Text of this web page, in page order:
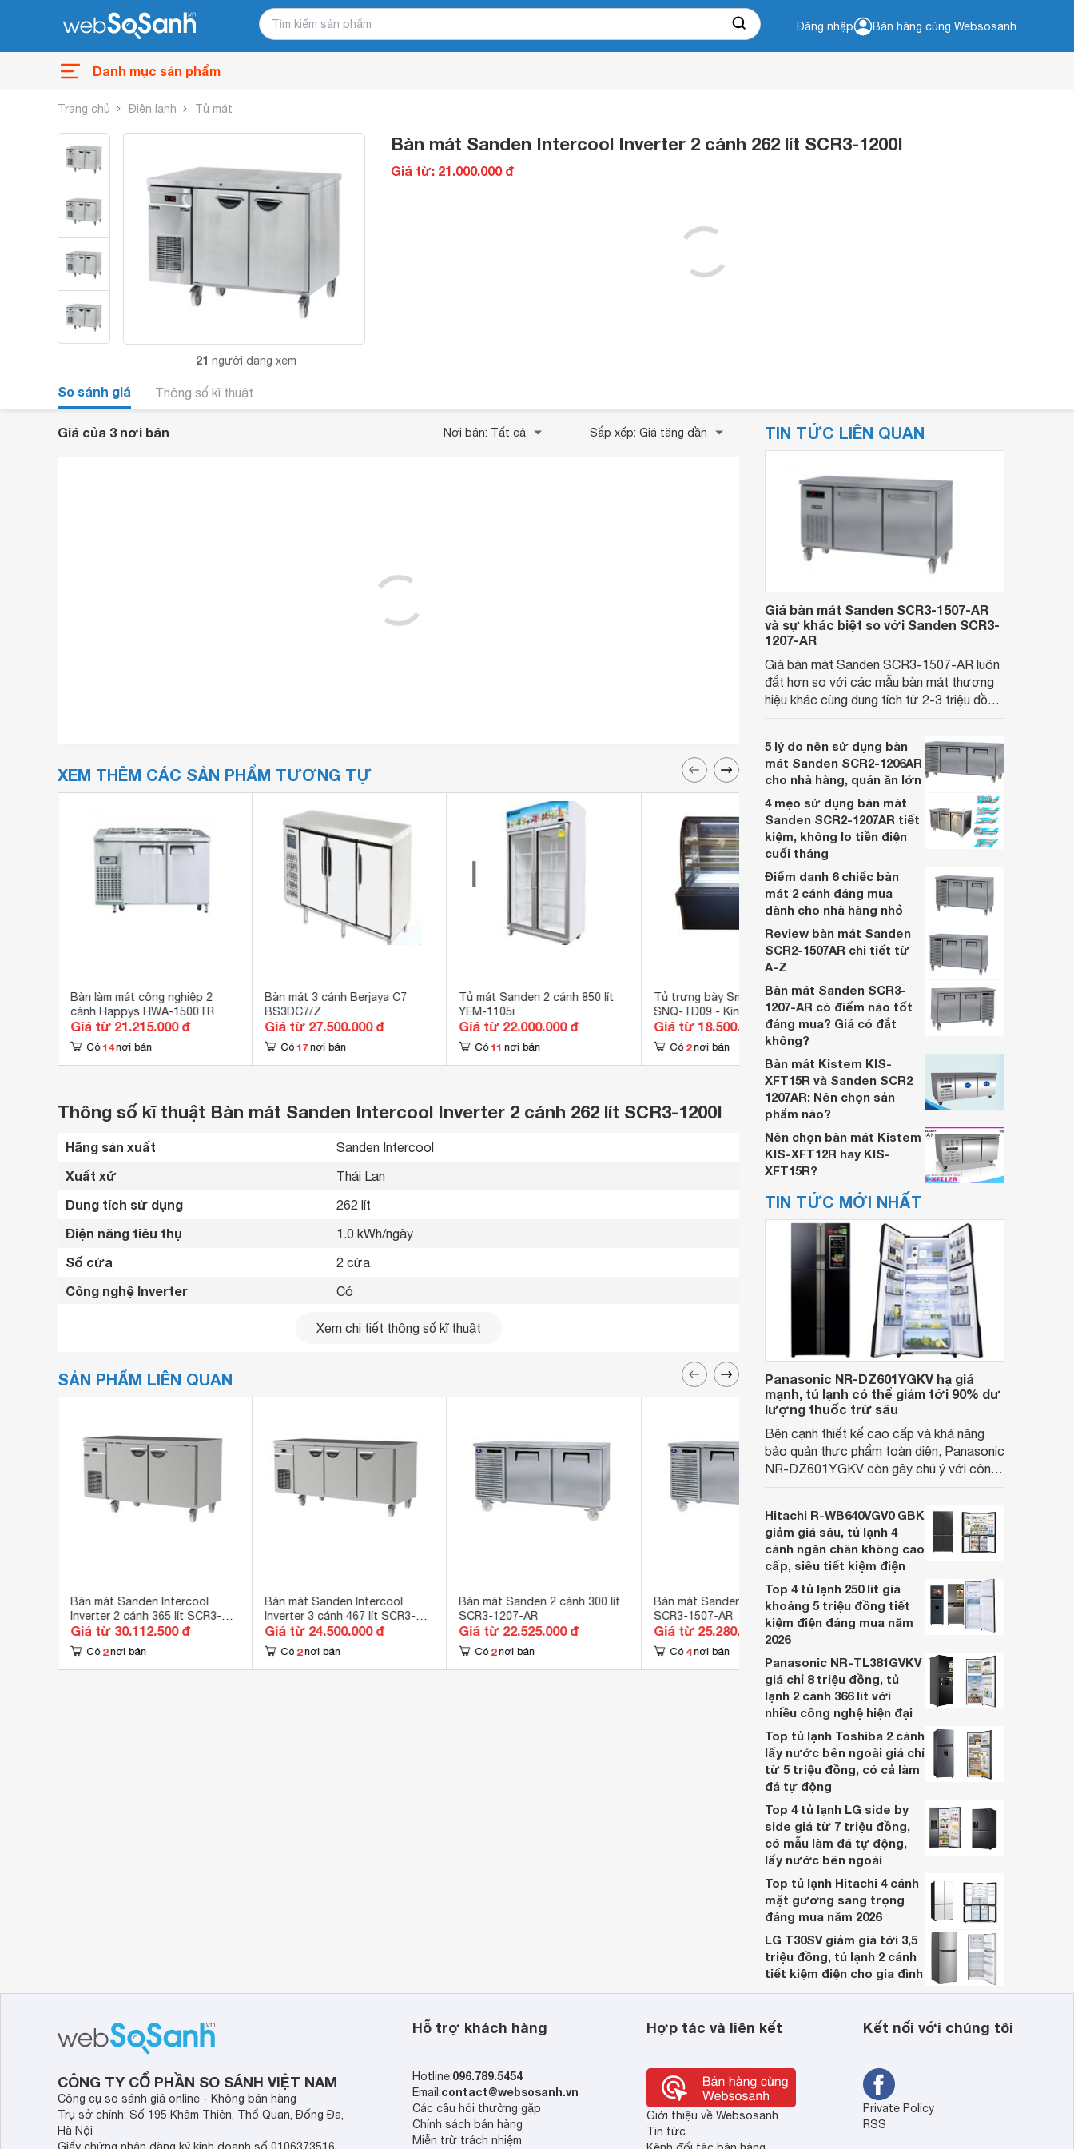
Đăng nhập Bán hàng cùng Websosanh
Danh mục sản phẩm
Trang chủ Điện lạnh Tủ mát
21 người đang xem
Bàn mát Sanden Intercool Inverter 2 cánh 262 lít SCR3-1200I
Giá từ: 21.000.000 đ
So sánh giá Thông số kĩ thuật
Giá của 3 nơi bán Nơi bán: Tất cả Sắp xếp: Giá tăng dần
XEM THÊM CÁC SẢN PHẨM TƯƠNG TỰ
Bàn làm mát công nghiệp 2
cánh Happys HWA-1500TR
Giá từ 21.215.000 đ
Có 14 nơi bán
Bàn mát 3 cánh Berjaya C7
BS3DC7/Z
Giá từ 27.500.000 đ
Có 17 nơi bán
Tủ mát Sanden 2 cánh 850 lít
YEM-1105i
Giá từ 22.000.000 đ
Có 11 nơi bán
Tủ trưng bày SnowQueen
SNQ-TD09 - Kính cong
Giá từ 18.500.000 đ
Có 2 nơi bán
Tủ mát Alaska 2 cánh 700 lít T-
15C
Giá từ 22.874.500 đ
Thông số kĩ thuật Bàn mát Sanden Intercool Inverter 2 cánh 262 lít SCR3-1200I
Hãng sản xuất Sanden Intercool
Xuất xứ Thái Lan
Dung tích sử dụng 262 lít
Điện năng tiêu thụ 1.0 kWh/ngày
Số cửa 2 cửa
Công nghệ Inverter Có
0 ~ 8 ºC
Chất liệu cửa tủ
Chất liệu thân tủ
R-290
Kích thước 1200 x 750 x 850 mm
Xem chi tiết thông số kĩ thuật
SẢN PHẨM LIÊN QUAN
Bàn mát Sanden Intercool
Inverter 2 cánh 365 lít SCR3-
1500i
Giá từ 30.112.500 đ
Có 2 nơi bán
Bàn mát Sanden Intercool
Inverter 3 cánh 467 lít SCR3-
1800i
Giá từ 24.500.000 đ
Có 2 nơi bán
Bàn mát Sanden 2 cánh 300 lít
SCR3-1207-AR
Giá từ 22.525.000 đ
Có 2 nơi bán
Bàn mát Sanden 2 cánh 425 lít
SCR3-1507-AR
Giá từ 25.280.000 đ
Có 4 nơi bán
Tủ mát Sanden Inverter 4 cánh
927 lít SRR3-1200i
Giá từ 43.050.000 đ
TIN TỨC LIÊN QUAN
Giá bàn mát Sanden SCR3-1507-AR
và sự khác biệt so với Sanden SCR3-
1207-AR
Giá bàn mát Sanden SCR3-1507-AR luôn
đắt hơn so với các mẫu bàn mát thương
hiệu khác cùng dung tích từ 2-3 triệu đồng
Sanden SCR3-1207-AR, model SCR3-
1507-AR có gì khác biệt và nên chọn
model nào thì hơn? Cùng tìm hiểu nào:
5 lý do nên sử dụng bàn
mát Sanden SCR2-1206AR
cho nhà hàng, quán ăn lớn
4 mẹo sử dụng bàn mát
Sanden SCR2-1207AR tiết
kiệm, không lo tiền điện
cuối tháng
Điểm danh 6 chiếc bàn
mát 2 cánh đáng mua
dành cho nhà hàng nhỏ
Review bàn mát Sanden
SCR2-1507AR chi tiết từ
A-Z
Bàn mát Sanden SCR3-
1207-AR có điểm nào tốt
đáng mua? Giá có đắt
không?
Bàn mát Kistem KIS-
XFT15R và Sanden SCR2
1207AR: Nên chọn sản
phẩm nào?
Nên chọn bàn mát Kistem
KIS-XFT12R hay KIS-
XFT15R?
TIN TỨC MỚI NHẤT
Panasonic NR-DZ601YGKV hạ giá
mạnh, tủ lạnh có thể giảm tới 90% dư
lượng thuốc trừ sâu
Bên cạnh thiết kế cao cấp và khả năng
bảo quản thực phẩm toàn diện, Panasonic
NR-DZ601YGKV còn gây chú ý với công
lượng thuốc trừ sâu còn tồn đọng trên
thực phẩm.
Hitachi R-WB640VGV0 GBK
giảm giá sâu, tủ lạnh 4
cánh ngăn chân không cao
cấp, siêu tiết kiệm điện
Top 4 tủ lạnh 250 lít giá
khoảng 5 triệu đồng tiết
kiệm điện đáng mua năm
2026
Panasonic NR-TL381GVKV
giá chỉ 8 triệu đồng, tủ
lạnh 2 cánh 366 lít với
nhiều công nghệ hiện đại
Top tủ lạnh Toshiba 2 cánh
lấy nước bên ngoài giá chỉ
từ 5 triệu đồng, có cả làm
đá tự động
Top 4 tủ lạnh LG side by
side giá từ 7 triệu đồng,
có mẫu làm đá tự động,
lấy nước bên ngoài
Top tủ lạnh Hitachi 4 cánh
mặt gương sang trọng
đáng mua năm 2026
LG T30SV giảm giá tới 3,5
triệu đồng, tủ lạnh 2 cánh
tiết kiệm điện cho gia đình
CÔNG TY CỔ PHẦN SO SÁNH VIỆT NAM
Công cụ so sánh giá online - Không bán hàng
Trụ sở chính: Số 195 Khâm Thiên, Thổ Quan, Đống Đa,
Hà Nội
Hỗ trợ khách hàng
Hotline:096.789.5454
Email:contact@websosanh.vn
Các câu hỏi thường gặp
Chính sách bán hàng
Miễn trừ trách nhiệm
Hợp tác và liên kết
Giới thiệu về Websosanh
Tin tức
Kết nối với chúng tôi
Private Policy
RSS